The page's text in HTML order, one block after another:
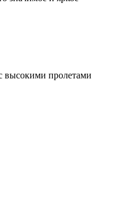
высокими пролетами